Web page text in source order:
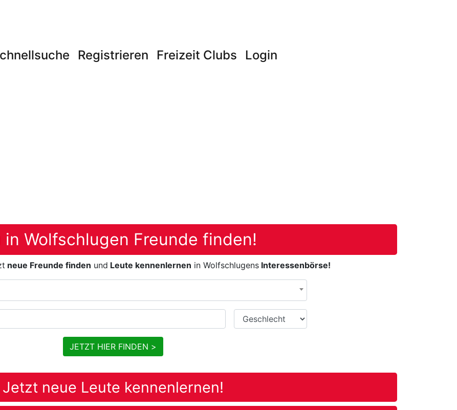
Registrieren Freizeit Clubs Login
in Wolfschlugen Freunde finden!
neue Freunde finden und Leute kennenlernen in Wolfschlugens Interessenbörse!
Geschlecht
JETZT HIER FINDEN >
Jetzt neue Leute kennenlernen!